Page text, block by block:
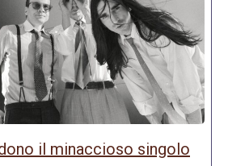
il minaccioso singolo